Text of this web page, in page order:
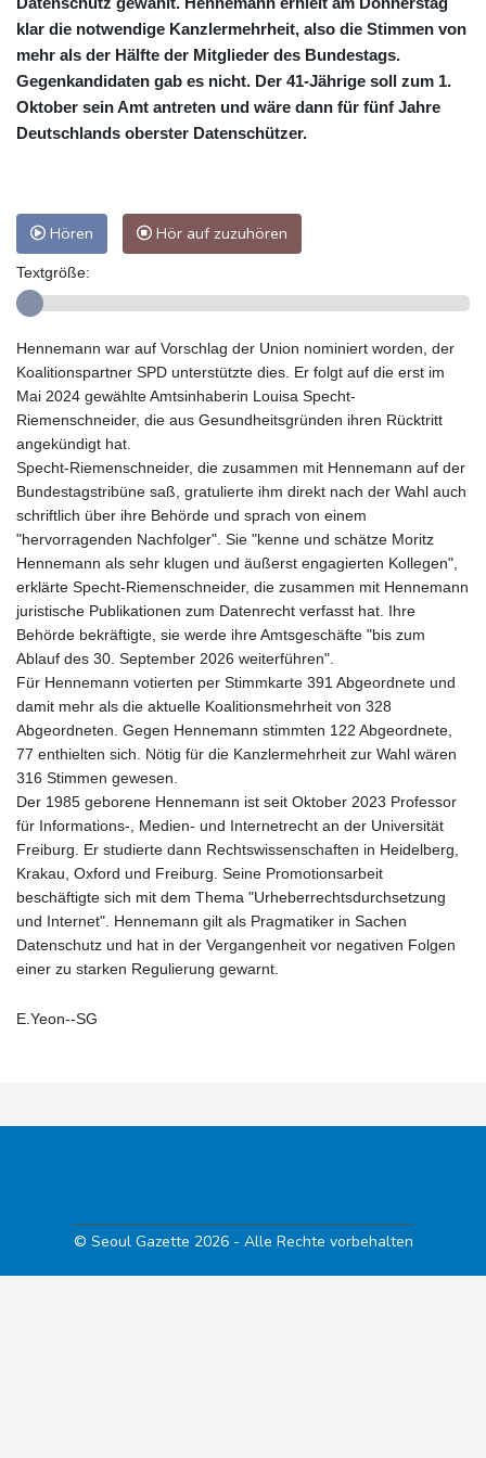
klar die notwendige Kanzlermehrheit, also die Stimmen von
mehr als der Hälfte der Mitglieder des Bundestags.
Gegenkandidaten gab es nicht. Der 41-Jährige soll zum 1.
Oktober sein Amt antreten und wäre dann für fünf Jahre
Deutschlands oberster Datenschützer.
Hören Hör auf zuzuhören
Textgröße:
Hennemann war auf Vorschlag der Union nominiert worden, der
Koalitionspartner SPD unterstützte dies. Er folgt auf die erst im
Mai 2024 gewählte Amtsinhaberin Louisa Specht-
Riemenschneider, die aus Gesundheitsgründen ihren Rücktritt
angekündigt hat.
Specht-Riemenschneider, die zusammen mit Hennemann auf der
Bundestagstribüne saß, gratulierte ihm direkt nach der Wahl auch
schriftlich über ihre Behörde und sprach von einem
"hervorragenden Nachfolger". Sie "kenne und schätze Moritz
Hennemann als sehr klugen und äußerst engagierten Kollegen",
erklärte Specht-Riemenschneider, die zusammen mit Hennemann
juristische Publikationen zum Datenrecht verfasst hat. Ihre
Behörde bekräftigte, sie werde ihre Amtsgeschäfte "bis zum
Ablauf des 30. September 2026 weiterführen".
Für Hennemann votierten per Stimmkarte 391 Abgeordnete und
damit mehr als die aktuelle Koalitionsmehrheit von 328
Abgeordneten. Gegen Hennemann stimmten 122 Abgeordnete,
77 enthielten sich. Nötig für die Kanzlermehrheit zur Wahl wären
316 Stimmen gewesen.
Der 1985 geborene Hennemann ist seit Oktober 2023 Professor
für Informations-, Medien- und Internetrecht an der Universität
Freiburg. Er studierte dann Rechtswissenschaften in Heidelberg,
Krakau, Oxford und Freiburg. Seine Promotionsarbeit
beschäftigte sich mit dem Thema "Urheberrechtsdurchsetzung
und Internet". Hennemann gilt als Pragmatiker in Sachen
Datenschutz und hat in der Vergangenheit vor negativen Folgen
einer zu starken Regulierung gewarnt.
E.Yeon--SG
© Seoul Gazette 2026 - Alle Rechte vorbehalten